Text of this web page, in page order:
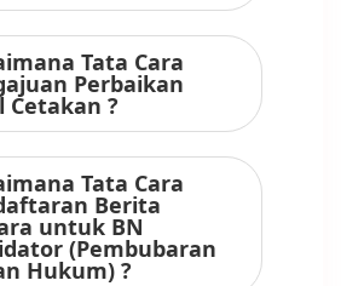
Tata Cara
Perbaikan
Cetakan ?
Tata Cara
Berita
untuk BN
(Pembubaran
Hukum) ?